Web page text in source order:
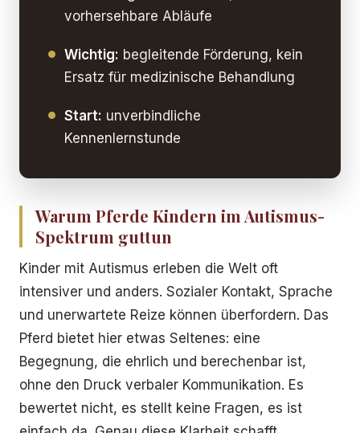
vorhersehbare Abläufe
Wichtig: begleitende Förderung, kein
Ersatz für medizinische Behandlung
Start: unverbindliche
Kennenlernstunde
Warum Pferde Kindern im Autismus-
Spektrum guttun
Kinder mit Autismus erleben die Welt oft
intensiver und anders. Sozialer Kontakt, Sprache
und unerwartete Reize können überfordern. Das
Pferd bietet hier etwas Seltenes: eine
Begegnung, die ehrlich und berechenbar ist,
ohne den Druck verbaler Kommunikation. Es
bewertet nicht, es stellt keine Fragen, es ist